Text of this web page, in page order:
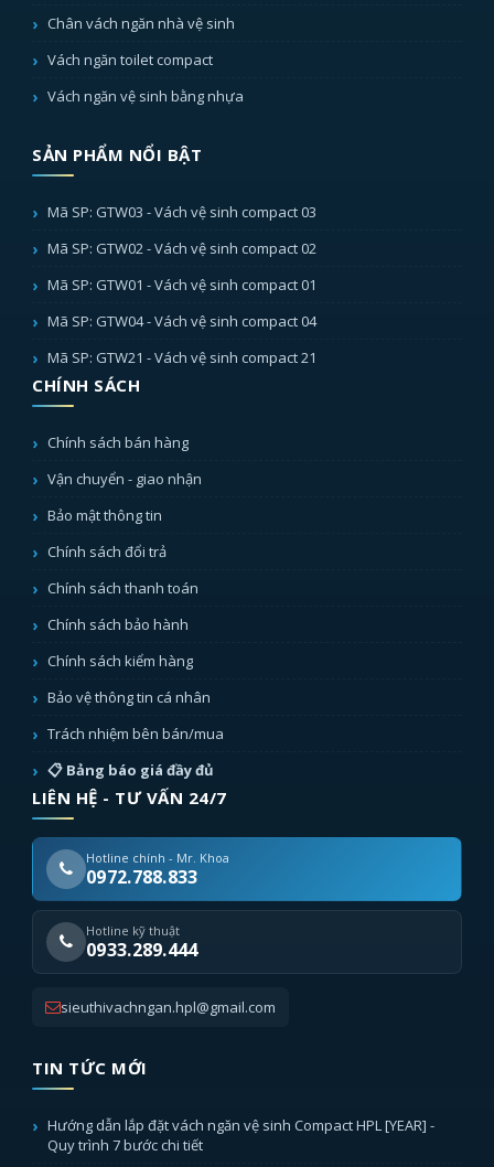
Chân vách ngăn nhà vệ sinh
Vách ngăn toilet compact
Vách ngăn vệ sinh bằng nhựa
SẢN PHẨM NỔI BẬT
Mã SP: GTW03 - Vách vệ sinh compact 03
Mã SP: GTW02 - Vách vệ sinh compact 02
Mã SP: GTW01 - Vách vệ sinh compact 01
Mã SP: GTW04 - Vách vệ sinh compact 04
Mã SP: GTW21 - Vách vệ sinh compact 21
CHÍNH SÁCH
Chính sách bán hàng
Vận chuyển - giao nhận
Bảo mật thông tin
Chính sách đổi trả
Chính sách thanh toán
Chính sách bảo hành
Chính sách kiểm hàng
Bảo vệ thông tin cá nhân
Trách nhiệm bên bán/mua
📋 Bảng báo giá đầy đủ
LIÊN HỆ - TƯ VẤN 24/7
Hotline chính - Mr. Khoa
0972.788.833
Hotline kỹ thuật
0933.289.444
sieuthivachngan.hpl@gmail.com
TIN TỨC MỚI
Hướng dẫn lắp đặt vách ngăn vệ sinh Compact HPL [YEAR] -
Quy trình 7 bước chi tiết